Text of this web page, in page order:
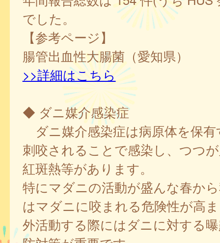
でした。
【参考ページ】
腸管出血性大腸菌（愛知県）
>>詳細はこちら
◆ ダニ媒介感染症
ダニ媒介感染症は病原体を保
刺咬されることで感染し、つつ
紅斑熱等があります。
特にマダニの活動が盛んな春か
はマダニに咬まれる危険性が高
外活動する際にはダニに対する